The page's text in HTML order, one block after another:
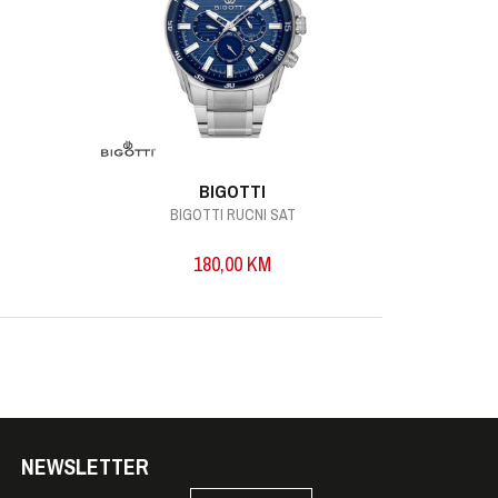
BIGOTTI
BIGOTTI RUCNI SAT
180,00 KM
NEWSLETTER